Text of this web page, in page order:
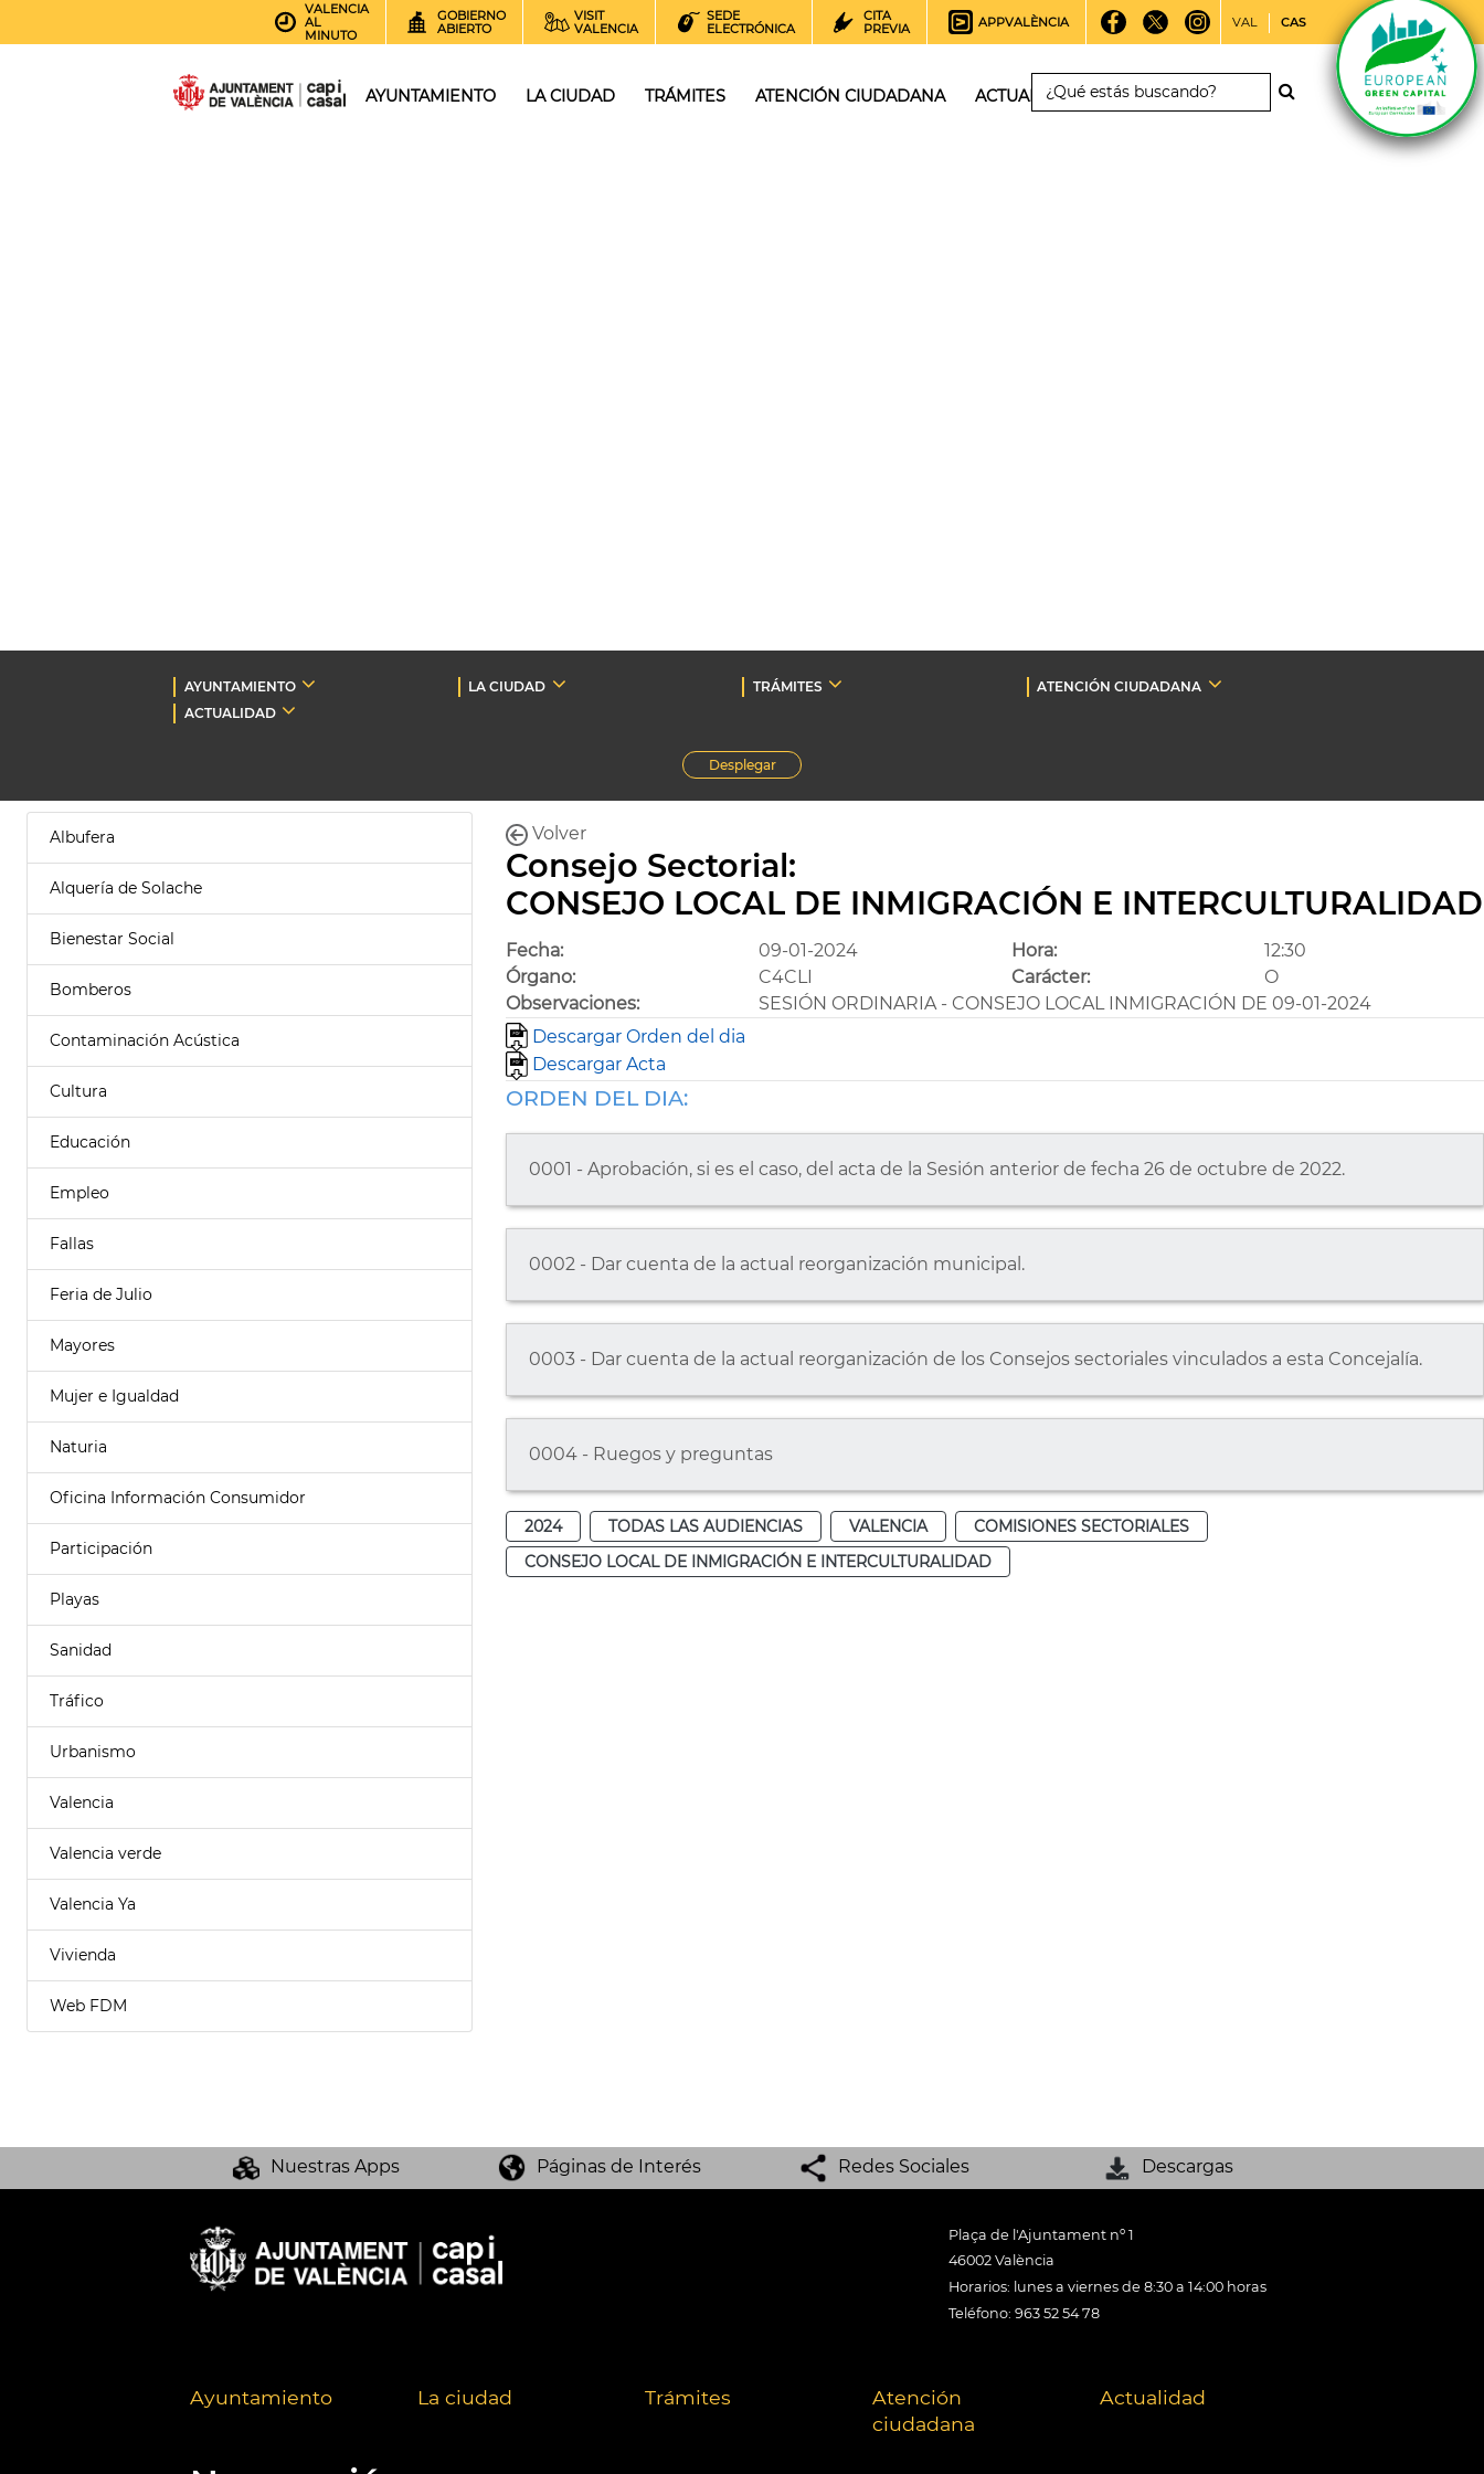
VALENCIA
AL
MINUTO
GOBIERNO
ABIERTO
VISIT
VALENCIA
SEDE
ELECTRÓNICA
CITA
PREVIA
APPVALÈNCIA VAL CAS
AYUNTAMIENTO LA CIUDAD TRÁMITES ATENCIÓN CIUDADANA ACTUALIDAD
AYUNTAMIENTO LA CIUDAD TRÁMITES
ATENCIÓN CIUDADANA
ACTUALIDAD
Desplegar
Albufera
Alquería de Solache
Bienestar Social
Bomberos
Contaminación Acústica
Cultura
Educación
Empleo
Fallas
Feria de Julio
Mayores
Mujer e Igualdad
Naturia
Oficina Información Consumidor
Participación
Playas
Sanidad
Tráfico
Urbanismo
Valencia
Valencia verde
Valencia Ya
Vivienda
Web FDM
Volver
Consejo Sectorial:
CONSEJO LOCAL DE INMIGRACIÓN E INTERCULTURALIDAD
Fecha: 09-01-2024 Hora:
12:30
Órgano:
C4CLI Carácter:
O
Observaciones:
SESIÓN ORDINARIA - CONSEJO LOCAL INMIGRACIÓN DE 09-01-2024
Descargar Orden del dia
Descargar Acta
ORDEN DEL DIA:
0001 - Aprobación, si es el caso, del acta de la Sesión anterior de fecha 26 de octubre de 2022.
0002 - Dar cuenta de la actual reorganización municipal.
0003 - Dar cuenta de la actual reorganización de los Consejos sectoriales vinculados a esta Concejalía.
0004 - Ruegos y preguntas
2024 TODAS LAS AUDIENCIAS VALENCIA
COMISIONES SECTORIALES
CONSEJO LOCAL DE INMIGRACIÓN E INTERCULTURALIDAD
Nuestras Apps Páginas de Interés Redes Sociales Descargas
Plaça de l'Ajuntament nº 1
46002 València
Horarios: lunes a viernes de 8:30 a 14:00 horas
Teléfono: 963 52 54 78
Ayuntamiento La ciudad Trámites
Atención
ciudadana
Actualidad